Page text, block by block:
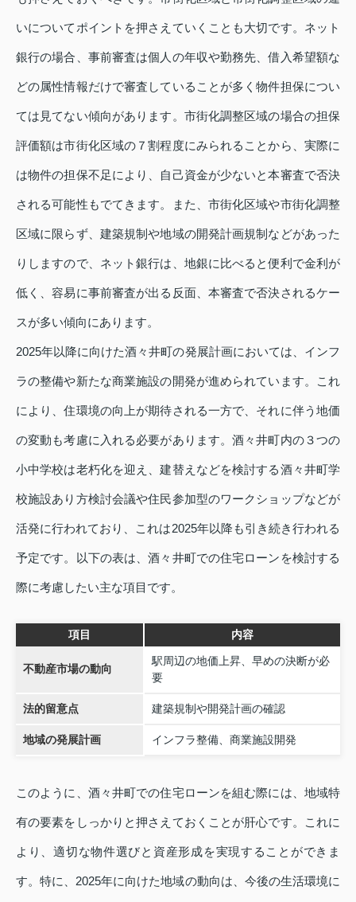
いについてポイントを押さえていくことも大切です。ネット
銀行の場合、事前審査は個人の年収や勤務先、借入希望額な
どの属性情報だけで審査していることが多く物件担保につい
ては見てない傾向があります。市街化調整区域の場合の担保
評価額は市街化区域の７割程度にみられることから、実際に
は物件の担保不足により、自己資金が少ないと本審査で否決
される可能性もでてきます。また、市街化区域や市街化調整
区域に限らず、建築規制や地域の開発計画規制などがあった
りしますので、ネット銀行は、地銀に比べると便利で金利が
低く、容易に事前審査が出る反面、本審査で否決されるケー
スが多い傾向にあります。
2025年以降に向けた酒々井町の発展計画においては、インフ
ラの整備や新たな商業施設の開発が進められています。これ
により、住環境の向上が期待される一方で、それに伴う地価
の変動も考慮に入れる必要があります。酒々井町内の３つの
小中学校は老朽化を迎え、建替えなどを検討する酒々井町学
校施設あり方検討会議や住民参加型のワークショップなどが
活発に行われており、これは2025年以降も引き続き行われる
予定です。以下の表は、酒々井町での住宅ローンを検討する
際に考慮したい主な項目です。
項目 内容
不動産市場の動向
駅周辺の地価上昇、早めの決断が必
要
法的留意点 建築規制や開発計画の確認
地域の発展計画 インフラ整備、商業施設開発
このように、酒々井町での住宅ローンを組む際には、地域特
有の要素をしっかりと押さえておくことが肝心です。これに
より、適切な物件選びと資産形成を実現することができま
す。特に、2025年に向けた地域の動向は、今後の生活環境に